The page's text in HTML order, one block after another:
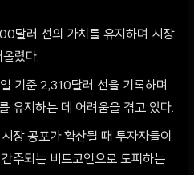
달러 선의 가치를 유지하며 시장
렸다.
기준 2,310달러 선을 기록하며
유지하는 데 어려움을 겪고 있다.
장 공포가 확산될 때 투자자들이
주되는 비트코인으로 도피하는